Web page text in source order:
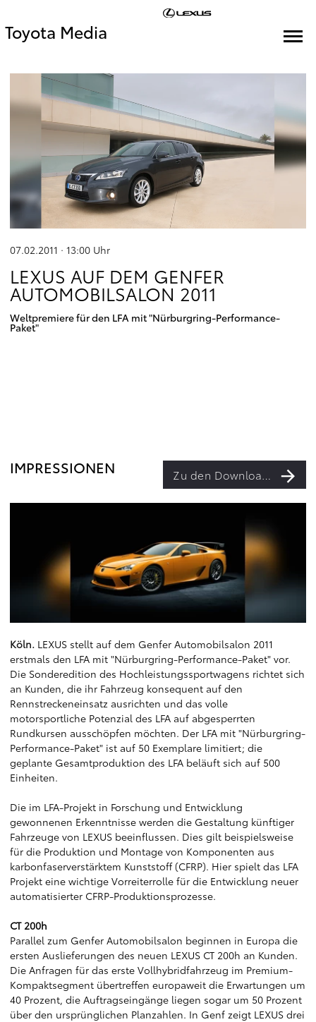
Toyota Media
07.02.2011 · 13:00 Uhr
LEXUS AUF DEM GENFER
AUTOMOBILSALON 2011
Weltpremiere für den LFA mit "Nürburgring-Performance-
Paket"
IMPRESSIONEN Zu den Downloads
Köln. LEXUS stellt auf dem Genfer Automobilsalon 2011
erstmals den LFA mit "Nürburgring-Performance-Paket" vor.
Die Sonderedition des Hochleistungssportwagens richtet sich
an Kunden, die ihr Fahrzeug konsequent auf den
Rennstreckeneinsatz ausrichten und das volle
motorsportliche Potenzial des LFA auf abgesperrten
Rundkursen ausschöpfen möchten. Der LFA mit "Nürburgring-
Performance-Paket" ist auf 50 Exemplare limitiert; die
geplante Gesamtproduktion des LFA beläuft sich auf 500
Einheiten.
Die im LFA-Projekt in Forschung und Entwicklung
gewonnenen Erkenntnisse werden die Gestaltung künftiger
Fahrzeuge von LEXUS beeinflussen. Dies gilt beispielsweise
für die Produktion und Montage von Komponenten aus
karbonfaserverstärktem Kunststoff (CFRP). Hier spielt das LFA
Projekt eine wichtige Vorreiterrolle für die Entwicklung neuer
automatisierter CFRP-Produktionsprozesse.
CT 200h
Parallel zum Genfer Automobilsalon beginnen in Europa die
ersten Auslieferungen des neuen LEXUS CT 200h an Kunden.
Die Anfragen für das erste Vollhybridfahrzeug im Premium-
Kompaktsegment übertreffen europaweit die Erwartungen um
40 Prozent, die Auftragseingänge liegen sogar um 50 Prozent
über den ursprünglichen Planzahlen. In Genf zeigt LEXUS drei